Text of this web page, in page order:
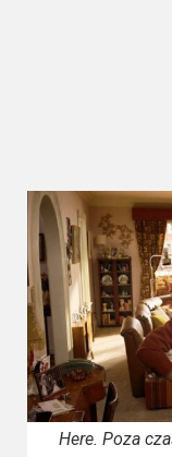
Filmy
Horrory
Kino
azjatyckie
Kino
europejskie
Here. Poza